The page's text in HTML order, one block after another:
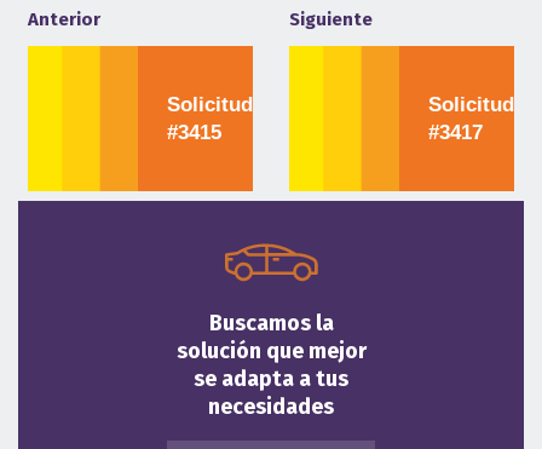
Anterior
Solicitud
#3415
Siguiente
Solicitud
#3417
Buscamos la
solución que mejor
se adapta a tus
necesidades